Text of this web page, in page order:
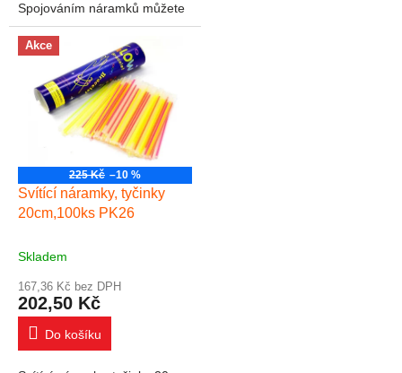
Spojováním náramků můžete
vytvořit i barevné náhrdelníky
nebo větší kruhy. Svítící
tyčinky...
Akce
225 Kč –10 %
Svítící náramky, tyčinky
20cm,100ks PK26
Skladem
167,36 Kč bez DPH
202,50 Kč
Do košíku